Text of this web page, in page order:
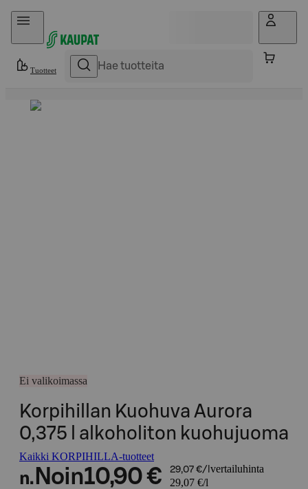
Hyppää sisältöön
Tuotteet
Ei valikoimassa
Korpihillan Kuohuva Aurora
0,375 l alkoholiton kuohujuoma
Kaikki KORPIHILLA-tuotteet
n. Noin10,90 € 29,07 €/l vertailuhinta
29,07 €/l